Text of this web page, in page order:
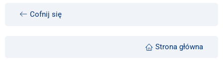
Cofnij się
Strona główna